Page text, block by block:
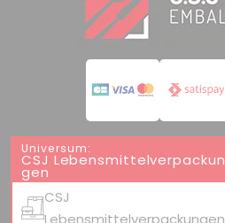
Universum:
CSJ Lebensmittelverpackun
gen
CSJ
Lebensmittelverpackungen